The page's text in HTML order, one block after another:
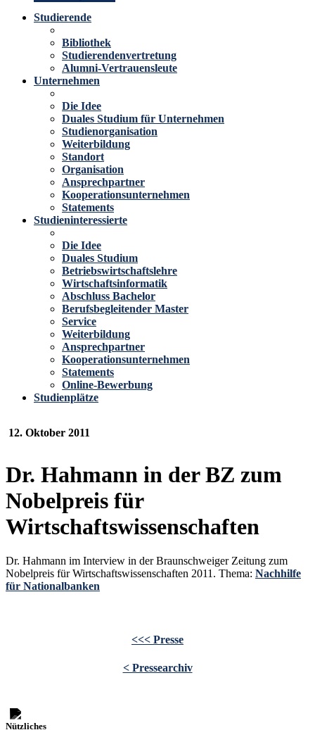
Studierende
Bibliothek
Studierendenvertretung
Alumni-Vertrauensleute
Unternehmen
Die Idee
Duales Studium für Unternehmen
Studienorganisation
Weiterbildung
Standort
Organisation
Ansprechpartner
Kooperationsunternehmen
Statements
Studieninteressierte
Die Idee
Duales Studium
Betriebswirtschaftslehre
Wirtschaftsinformatik
Abschluss Bachelor
Berufsbegleitender Master
Service
Weiterbildung
Ansprechpartner
Kooperationsunternehmen
Statements
Online-Bewerbung
Studienplätze
12. Oktober 2011
Dr. Hahmann in der BZ zum
Nobelpreis für
Wirtschaftswissenschaften
Dr. Hahmann im Interview in der Braunschweiger Zeitung zum
Nobelpreis für Wirtschaftswissenschaften 2011. Thema: Nachhilfe
für Nationalbanken
<<< Presse
< Pressearchiv
Nützliches